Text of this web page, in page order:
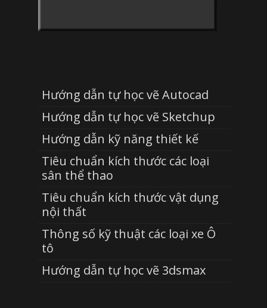
Hướng dẫn tự học vẽ Autocad
Hướng dẫn tự học vẽ Sketchup
Hướng dẫn kỹ năng thiết kế
Tiêu chuẩn kích thước các loại
sân thể thao
Tiêu chuẩn kích thước vật dụng
nội thất
Thông số kỹ thuật các loại xe Ô
tô
Hướng dẫn tự học vẽ 3dsmax